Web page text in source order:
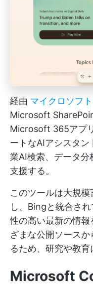
経由 マイクロソフ
Microsoft
Microsoft 365アプ
ートなAIアシスタ
業AI検索、データ分
支援する。
このツールは大規
し、Bingと統合さ
性の高い最新の情
ざまな公開ソース
るため、研究や教育
Microsoft